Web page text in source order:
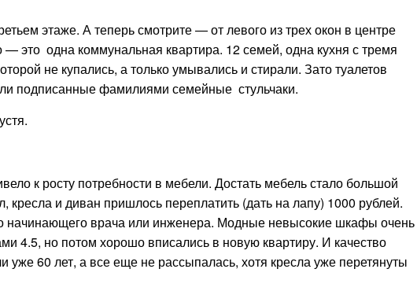
этаже. А теперь смотрите — от левого из трех окон в центре
это одна коммунальная квартира. 12 семей, одна кухня с тремя
не купались, а только умывались и стирали. Зато туалетов
подписанные фамилиями семейные стульчаки.
к росту потребности в мебели. Достать мебель стало большой
и диван пришлось переплатить (дать на лапу) 1000 рублей.
начинающего врача или инженера. Модные невысокие шкафы очень
4.5, но потом хорошо вписались в новую квартиру. И качество
60 лет, а все еще не рассыпалась, хотя кресла уже перетянуты